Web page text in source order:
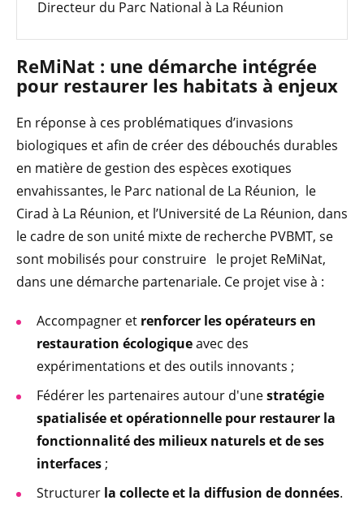
Directeur du Parc National à La Réunion
ReMiNat : une démarche intégrée
pour restaurer les habitats à enjeux
En réponse à ces problématiques d’invasions
biologiques et afin de créer des débouchés durables
en matière de gestion des espèces exotiques
envahissantes, le Parc national de La Réunion, le
Cirad à La Réunion, et l’Université de La Réunion, dans
le cadre de son unité mixte de recherche PVBMT, se
sont mobilisés pour construire le projet ReMiNat,
dans une démarche partenariale. Ce projet vise à :
Accompagner et renforcer les opérateurs en
restauration écologiqueavec des
expérimentations et des outils innovants ;
Fédérer les partenaires autour d'unestratégie
spatialisée et opérationnelle pour restaurer la
fonctionnalité des milieux naturels et de ses
interfaces ;
Structurer la collecte et la diffusion de données.